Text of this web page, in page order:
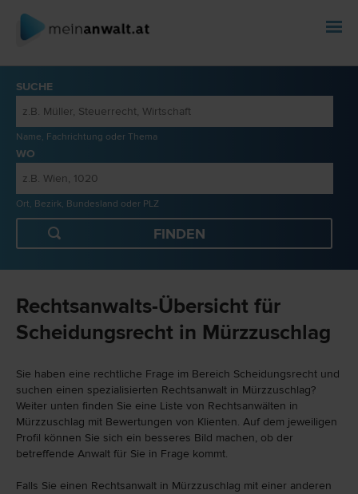
SUCHE
Name, Fachrichtung oder Thema
WO
Ort, Bezirk, Bundesland oder PLZ
Rechtsanwalts-Übersicht für
Scheidungsrecht in Mürzzuschlag
Sie haben eine rechtliche Frage im Bereich Scheidungsrecht und
suchen einen spezialisierten Rechtsanwalt in Mürzzuschlag?
Weiter unten finden Sie eine Liste von Rechtsanwälten in
Mürzzuschlag mit Bewertungen von Klienten. Auf dem jeweiligen
Profil können Sie sich ein besseres Bild machen, ob der
betreffende Anwalt für Sie in Frage kommt.
Falls Sie einen Rechtsanwalt in Mürzzuschlag mit einer anderen